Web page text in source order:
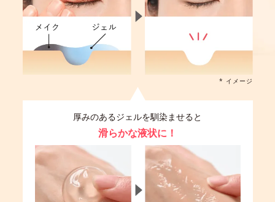
* イメージ
厚みのあるジェルを馴染ませると
滑らかな液状に！